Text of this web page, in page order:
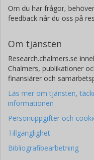
Om du har frågor,
feedback når du oss på
Om tjänsten
Research.chalmers.se
Chalmers, publikationer
finansiärer och
Läs mer om tjänsten,
informationen
Personuppgifter och
Tillgänglighet
Bibliografibearbetning